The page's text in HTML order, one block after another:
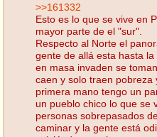
>>161332
Esto es lo que se vive en
mayor parte de el "sur".
Respecto al Norte el
gente de allá esta hasta
en masa invaden se
caen y solo traen pobreza
primera mano tengo un
un pueblo chico lo que se
personas sobrepasados
caminar y la gente está